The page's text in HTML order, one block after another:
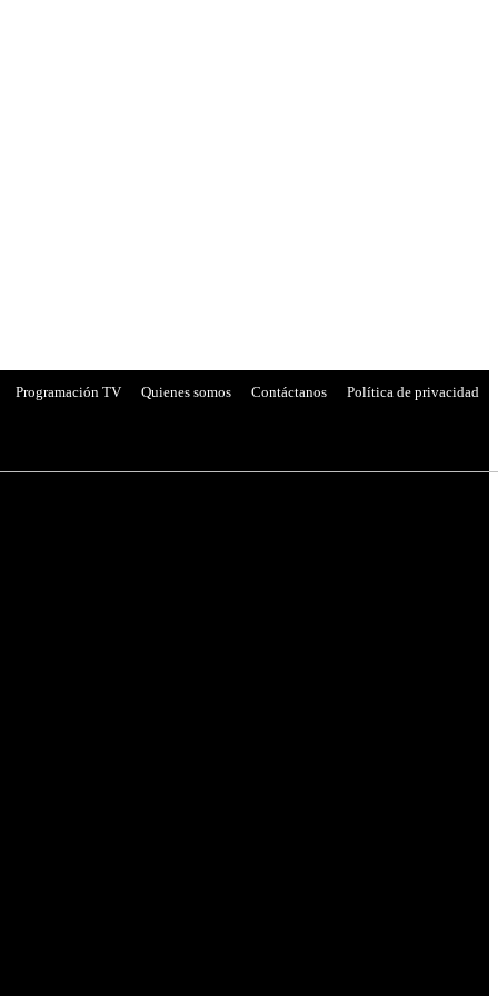
Programación TV Quienes somos Contáctanos Política de privacidad